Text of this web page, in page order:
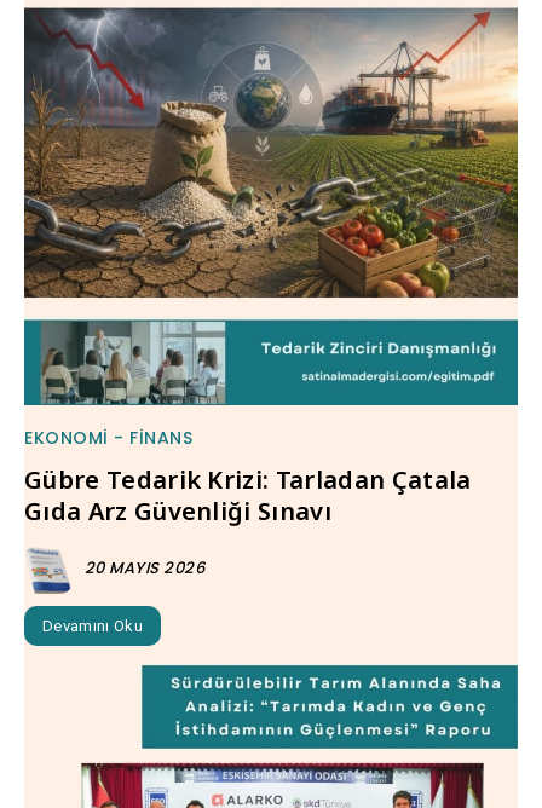
EKONOMI - FINANS
Gübre Tedarik Krizi: Tarladan Çatala
Gıda Arz Güvenliği Sınavı
20 MAYIS 2026
Devamını Oku